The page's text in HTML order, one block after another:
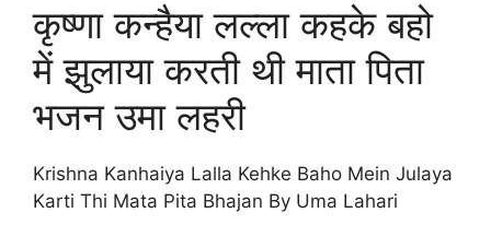
कृष्णा कन्हैया लल्ला कहके बहो
में झुलाया करती थी माता पिता
भजन उमा लहरी
Krishna Kanhaiya Lalla Kehke Baho Mein Julaya
Karti Thi Mata Pita Bhajan By Uma Lahari